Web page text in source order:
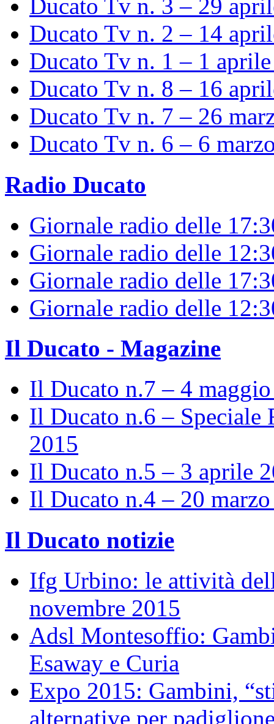
Ducato Tv n. 3 – 29
Ducato Tv n. 2 – 14
Ducato Tv n. 1 – 1
Ducato Tv n. 8 – 16
Ducato Tv n. 7 – 26
Ducato Tv n. 6 – 6
Radio Ducato
Giornale radio delle
Giornale radio delle
Giornale radio delle
Giornale radio delle
Il Ducato - Magazine
Il Ducato n.7 – 4
Il Ducato n.6 – Speciale
2015
Il Ducato n.5 – 3 aprile
Il Ducato n.4 – 20
Il Ducato notizie
Ifg Urbino: le attività
novembre 2015
Adsl Montesoffio:
Esaway e Curia
Expo 2015: Gambini,
alternative per